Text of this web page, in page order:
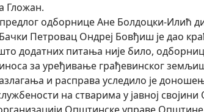
Гложан.
одборнице Ане Болдоцки-Илић
Петровац Ондреј Бовђиш је дао
додатних питања није било,
за уређивање грађевинског
и расправа уследило је
на стварима у јавној